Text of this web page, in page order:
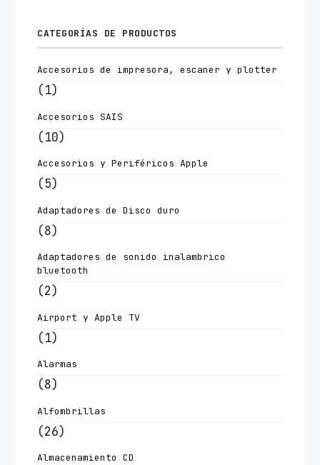
CATEGORÍAS DE PRODUCTOS
Accesorios de impresora, escaner y plotter
(1)
Accesorios SAIS
(10)
Accesorios y Periféricos Apple
(5)
Adaptadores de Disco duro
(8)
Adaptadores de sonido inalambrico
bluetooth
(2)
Airport y Apple TV
(1)
Alarmas
(8)
Alfombrillas
(26)
Almacenamiento CD